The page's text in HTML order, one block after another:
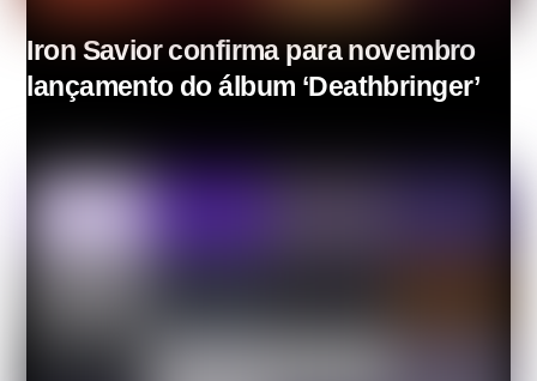
Iron Savior confirma para novembro
lançamento do álbum ‘Deathbringer’